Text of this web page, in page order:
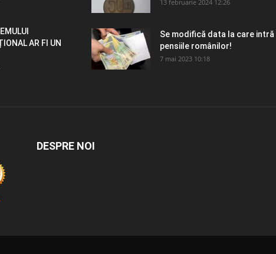
AR FI UN
13 februarie 2024 12:26
Se modifică data la care intră
pensiile românilor!
7 mai 2023 10:18
DESPRE NOI